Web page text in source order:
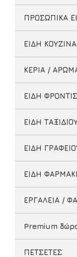
ΠΡΟΣΩΠΙΚΑ
ΕΙΔΗ
ΚΕΡΙΑ /
ΕΙΔΗ
ΕΙΔΗ
ΕΙΔΗ
ΕΙΔΗ
ΕΡΓΑΛΕΙΑ /
Premium
ΠΕΤΣΕΤΕΣ